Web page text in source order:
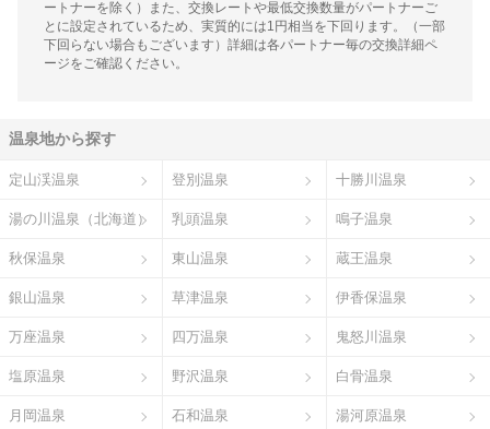
ートナーを除く）また、交換レートや最低交換数量がパートナーご
とに設定されているため、実質的には1円相当を下回ります。（一部
下回らない場合もございます）詳細は各パートナー毎の交換詳細ペ
ージをご確認ください。
温泉地から探す
定山渓温泉 登別温泉 十勝川温泉
湯の川温泉（北海道） 乳頭温泉 鳴子温泉
秋保温泉 東山温泉 蔵王温泉
銀山温泉 草津温泉 伊香保温泉
万座温泉 四万温泉 鬼怒川温泉
塩原温泉 野沢温泉 白骨温泉
月岡温泉 石和温泉 湯河原温泉